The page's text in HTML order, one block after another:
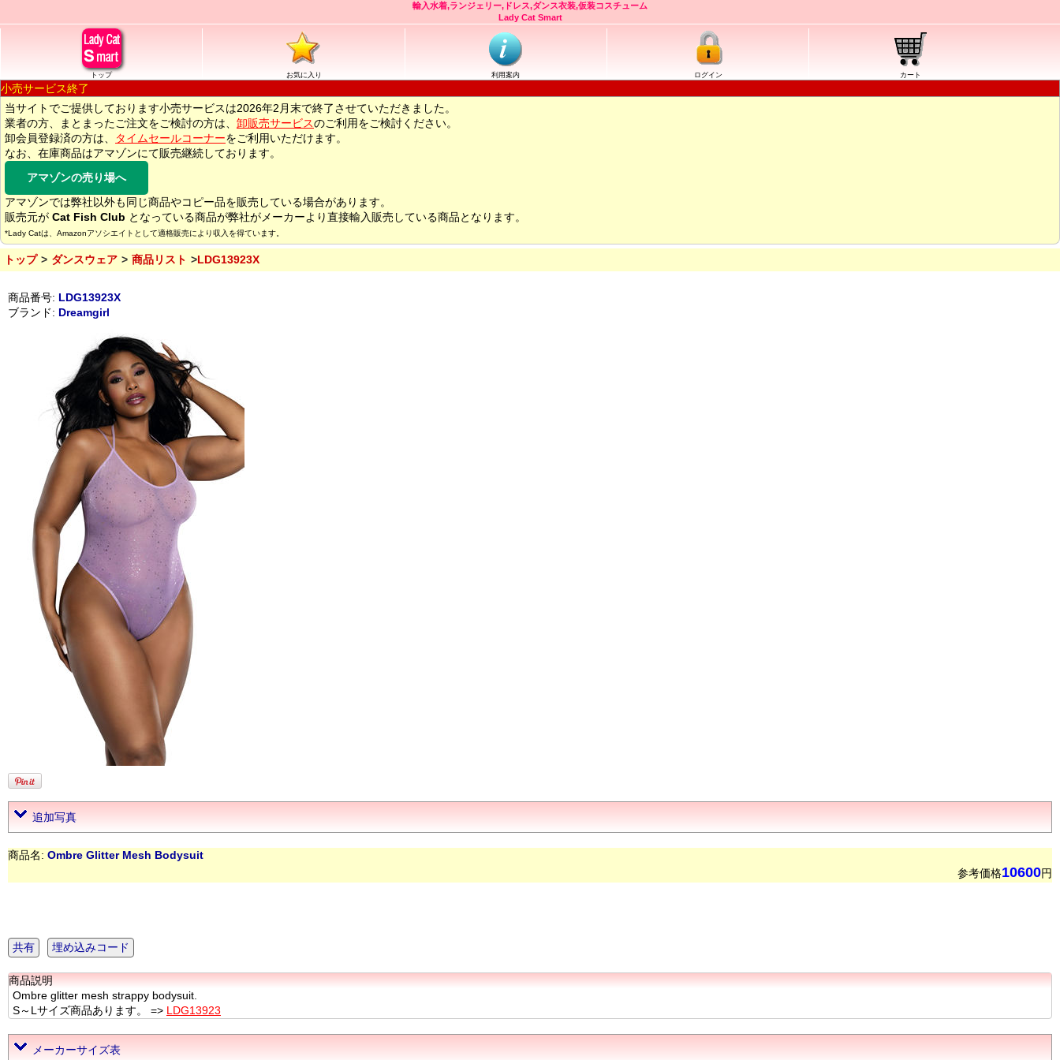
輸入水着,ランジェリー,ドレス,ダンス衣装,仮装コスチューム
Lady Cat Smart
トップ お気に入り 利用案内 ログイン カート
小売サービス終了
当サイトでご提供しております小売サービスは2026年2月末で終了させていただきました。
業者の方、まとまったご注文をご検討の方は、 卸販売サービスのご利用をご検討ください。
卸会員登録済の方は、
タイムセールコーナーをご利用いただけます。
なお、在庫商品はアマゾンにて販売継続しております。
アマゾンの売り場へ
アマゾンでは弊社以外も同じ商品やコピー品を販売している場合があります。
販売元が Cat Fish Club となっている商品が弊社がメーカーより直接輸入販売している商品となります。
*Lady Catは、Amazonアソシエイトとして適格販売により収入を得ています。
トップ ダンスウェア 商品リスト LDG13923X
商品番号: LDG13923X
ブランド: Dreamgirl
追加写真
商品名: Ombre Glitter Mesh Bodysuit
参考価格10600円
共有 埋め込みコード
商品説明
Ombre glitter mesh strappy bodysuit.
S～Lサイズ商品あります。 => LDG13923
メーカーサイズ表